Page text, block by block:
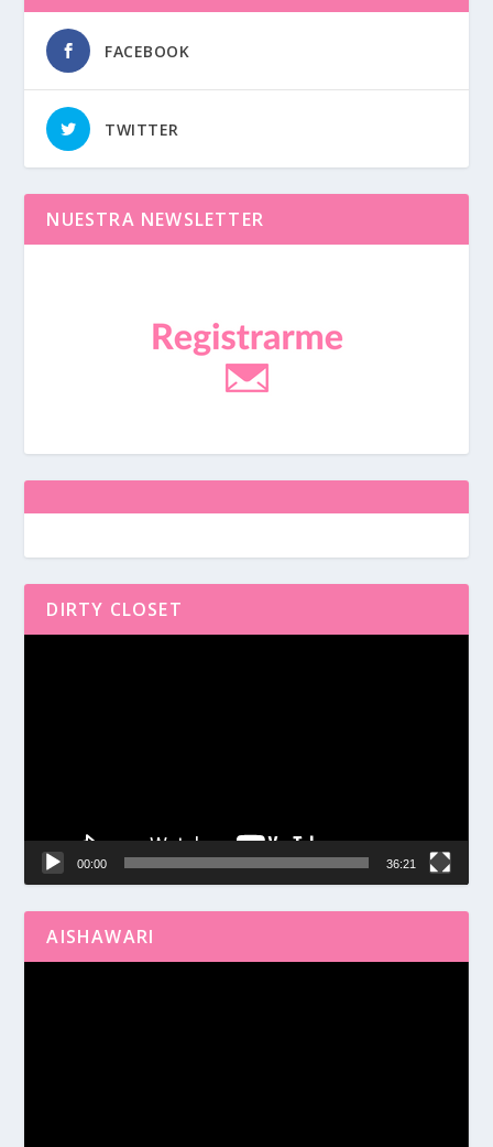
FACEBOOK
TWITTER
NUESTRA NEWSLETTER
DIRTY CLOSET
00:00 36:21
AISHAWARI